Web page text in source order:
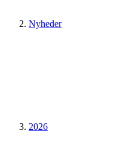
Nyheder
2026